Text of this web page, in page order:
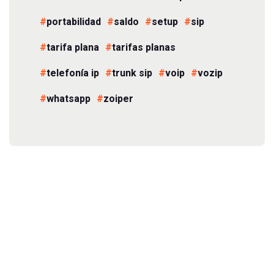
portabilidad
saldo setup
sip
tarifa plana
tarifas planas
telefonía ip
trunk sip voip
vozip
whatsapp
zoiper